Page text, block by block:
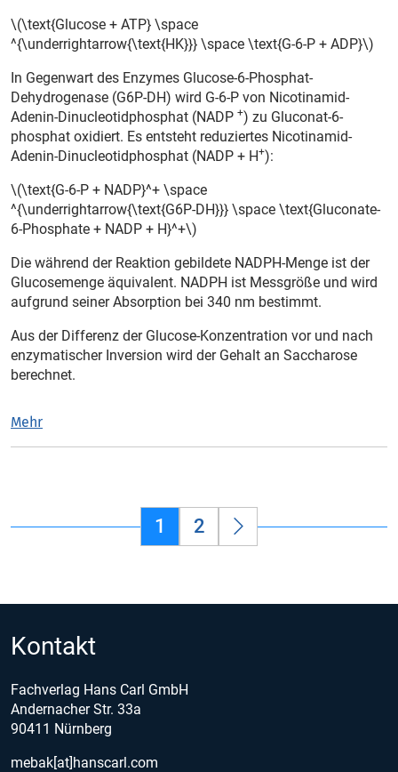
\(\text{Glucose + ATP} \space
^{\underrightarrow{\text{HK}}} \space \text{G-6-P + ADP}\)
In Gegenwart des Enzymes Glucose-6-Phosphat-
Dehydrogenase (G6P-DH) wird G-6-P von Nicotinamid-
Adenin-Dinucleotidphosphat (NADP +) zu Gluconat-6-
phosphat oxidiert. Es entsteht reduziertes Nicotinamid-
Adenin-Dinucleotidphosphat (NADP + H+):
\(\text{G-6-P + NADP}^+ \space
^{\underrightarrow{\text{G6P-DH}}} \space \text{Gluconate-
6-Phosphate + NADP + H}^+\)
Die während der Reaktion gebildete NADPH-Menge ist der
Glucosemenge äquivalent. NADPH ist Messgröße und wird
aufgrund seiner Absorption bei 340 nm bestimmt.
Aus der Differenz der Glucose-Konzentration vor und nach
enzymatischer Inversion wird der Gehalt an Saccharose
berechnet.
Mehr
1 2
Kontakt
Fachverlag Hans Carl GmbH
Andernacher Str. 33a
90411 Nürnberg
mebak[at]hanscarl.com